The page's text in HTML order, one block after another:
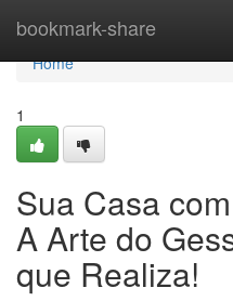
bookmark-share
Home
Home
1
Sua Casa
A Arte do
que Realiza!